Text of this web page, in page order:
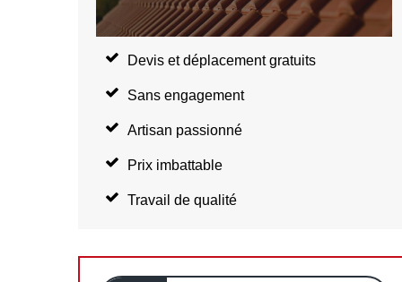
Devis et déplacement gratuits
Sans engagement
Artisan passionné
Prix imbattable
Travail de qualité